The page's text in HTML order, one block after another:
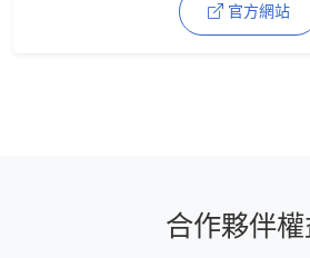
官方網站
合作夥伴權